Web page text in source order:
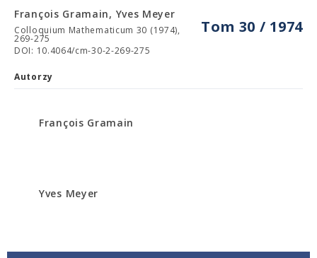
Tom 30 / 1974
François Gramain, Yves Meyer
Colloquium Mathematicum 30 (1974),
269-275
DOI: 10.4064/cm-30-2-269-275
Autorzy
François Gramain
Yves Meyer